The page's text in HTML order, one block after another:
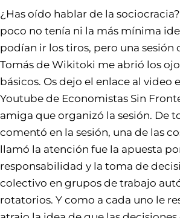
¿Has oído hablar de la
poco no tenía ni la más mínima
podían ir los tiros, pero una sesión
Tomás de Wikitoki me abrió los
básicos. Os dejo el enlace al video
Youtube de Economistas Sin
amiga que organizó la sesión. De
comentó en la sesión, una de las
llamó la atención fue la apuesta
responsabilidad y la toma de
colectivo en grupos de trabajo
rotatorios. Y como a cada uno le